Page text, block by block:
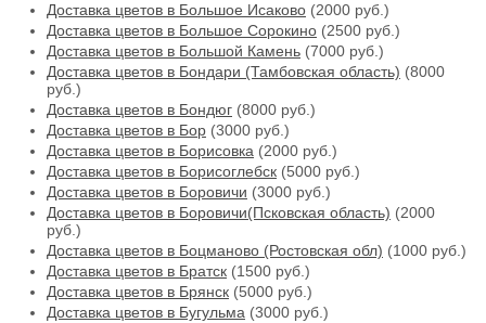
Доставка цветов в Большое Исаково (2000 руб.)
Доставка цветов в Большое Сорокино (2500 руб.)
Доставка цветов в Большой Камень (7000 руб.)
Доставка цветов в Бондари (Тамбовская область) (8000
руб.)
Доставка цветов в Бондюг (8000 руб.)
Доставка цветов в Бор (3000 руб.)
Доставка цветов в Борисовка (2000 руб.)
Доставка цветов в Борисоглебск (5000 руб.)
Доставка цветов в Боровичи (3000 руб.)
Доставка цветов в Боровичи(Псковская область) (2000
руб.)
Доставка цветов в Боцманово (Ростовская обл) (1000 руб.)
Доставка цветов в Братск (1500 руб.)
Доставка цветов в Брянск (5000 руб.)
Доставка цветов в Бугульма (3000 руб.)